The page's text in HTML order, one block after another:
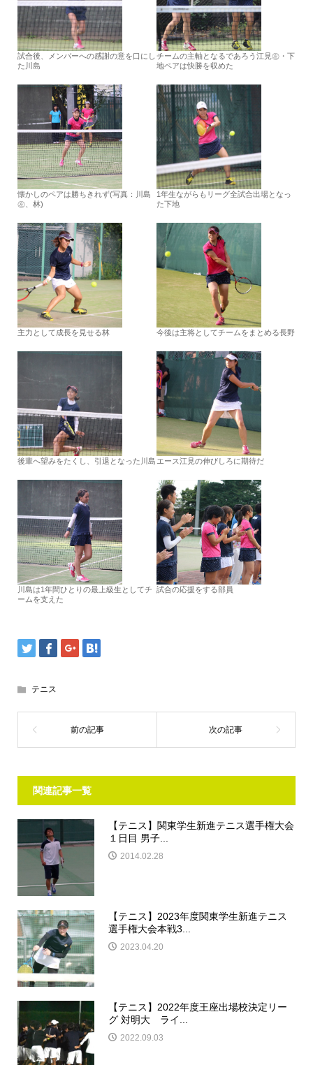
試合後、メンバーへの感謝の意を口にし
た川島
チームの主軸となるであろう江見㊧・下
地ペアは快勝を収めた
懐かしのペアは勝ちきれず(写真：川島
㊧、林)
1年生ながらもリーグ全試合出場となっ
た下地
主力として成長を見せる林 今後は主将としてチームをまとめる長野
後輩へ望みをたくし、引退となった川島 エース江見の伸びしろに期待だ
川島は1年間ひとりの最上級生としてチ
ームを支えた
試合の応援をする部員
テニス
関連記事一覧
【テニス】関東学生新進テニス選手権大会
１日目 男子...
2014.02.28
【テニス】2023年度関東学生新進テニス
選手権大会本戦3...
2023.04.20
【テニス】2022年度王座出場校決定リー
グ 対明大 ライ...
2022.09.03